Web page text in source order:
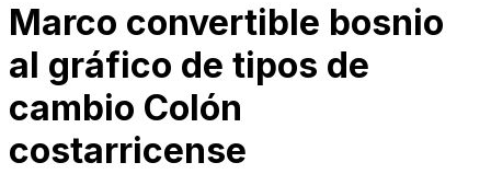
Marco convertible bosnio
al gráfico de tipos de
cambio Colón
costarricense